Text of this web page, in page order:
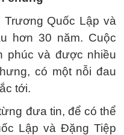
Quốc Lập và
hơn 30 năm. Cuộc
phúc và được nhiều
có một nỗi đau
tới.
đưa tin, để có thể
Lập và Đặng Tiệp